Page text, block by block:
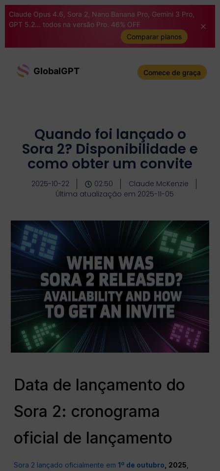
Claude Opus 4.6, Sora 2, Nano Banana Pro, Gemini 3 Pro,
GPT 5.2... todos na versão Pro. 46% OFF
Comparar planos
GlobalGPT Comece de graça
Quando foi lançado o
Sora 2? Disponibilidade e
como obter um convite
2025-10-22 02:50
Claude McKenzie
Última atualização em 2025-11-05
Data de lançamento do
Sora 2: cronograma
oficial de lançamento
Sora 2 lançado oficialmente em1º de outubro , 2025